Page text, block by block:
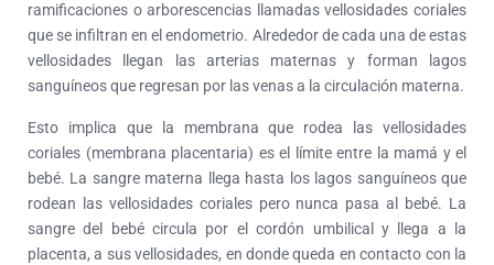
ramificaciones o arborescencias llamadas vellosidades coriales
que se infiltran en el endometrio. Alrededor de cada una de estas
vellosidades llegan las arterias maternas y forman lagos
sanguíneos que regresan por las venas a la circulación materna.
Esto implica que la membrana que rodea las vellosidades
coriales (membrana placentaria) es el límite entre la mamá y el
bebé. La sangre materna llega hasta los lagos sanguíneos que
rodean las vellosidades coriales pero nunca pasa al bebé. La
sangre del bebé circula por el cordón umbilical y llega a la
placenta, a sus vellosidades, en donde queda en contacto con la